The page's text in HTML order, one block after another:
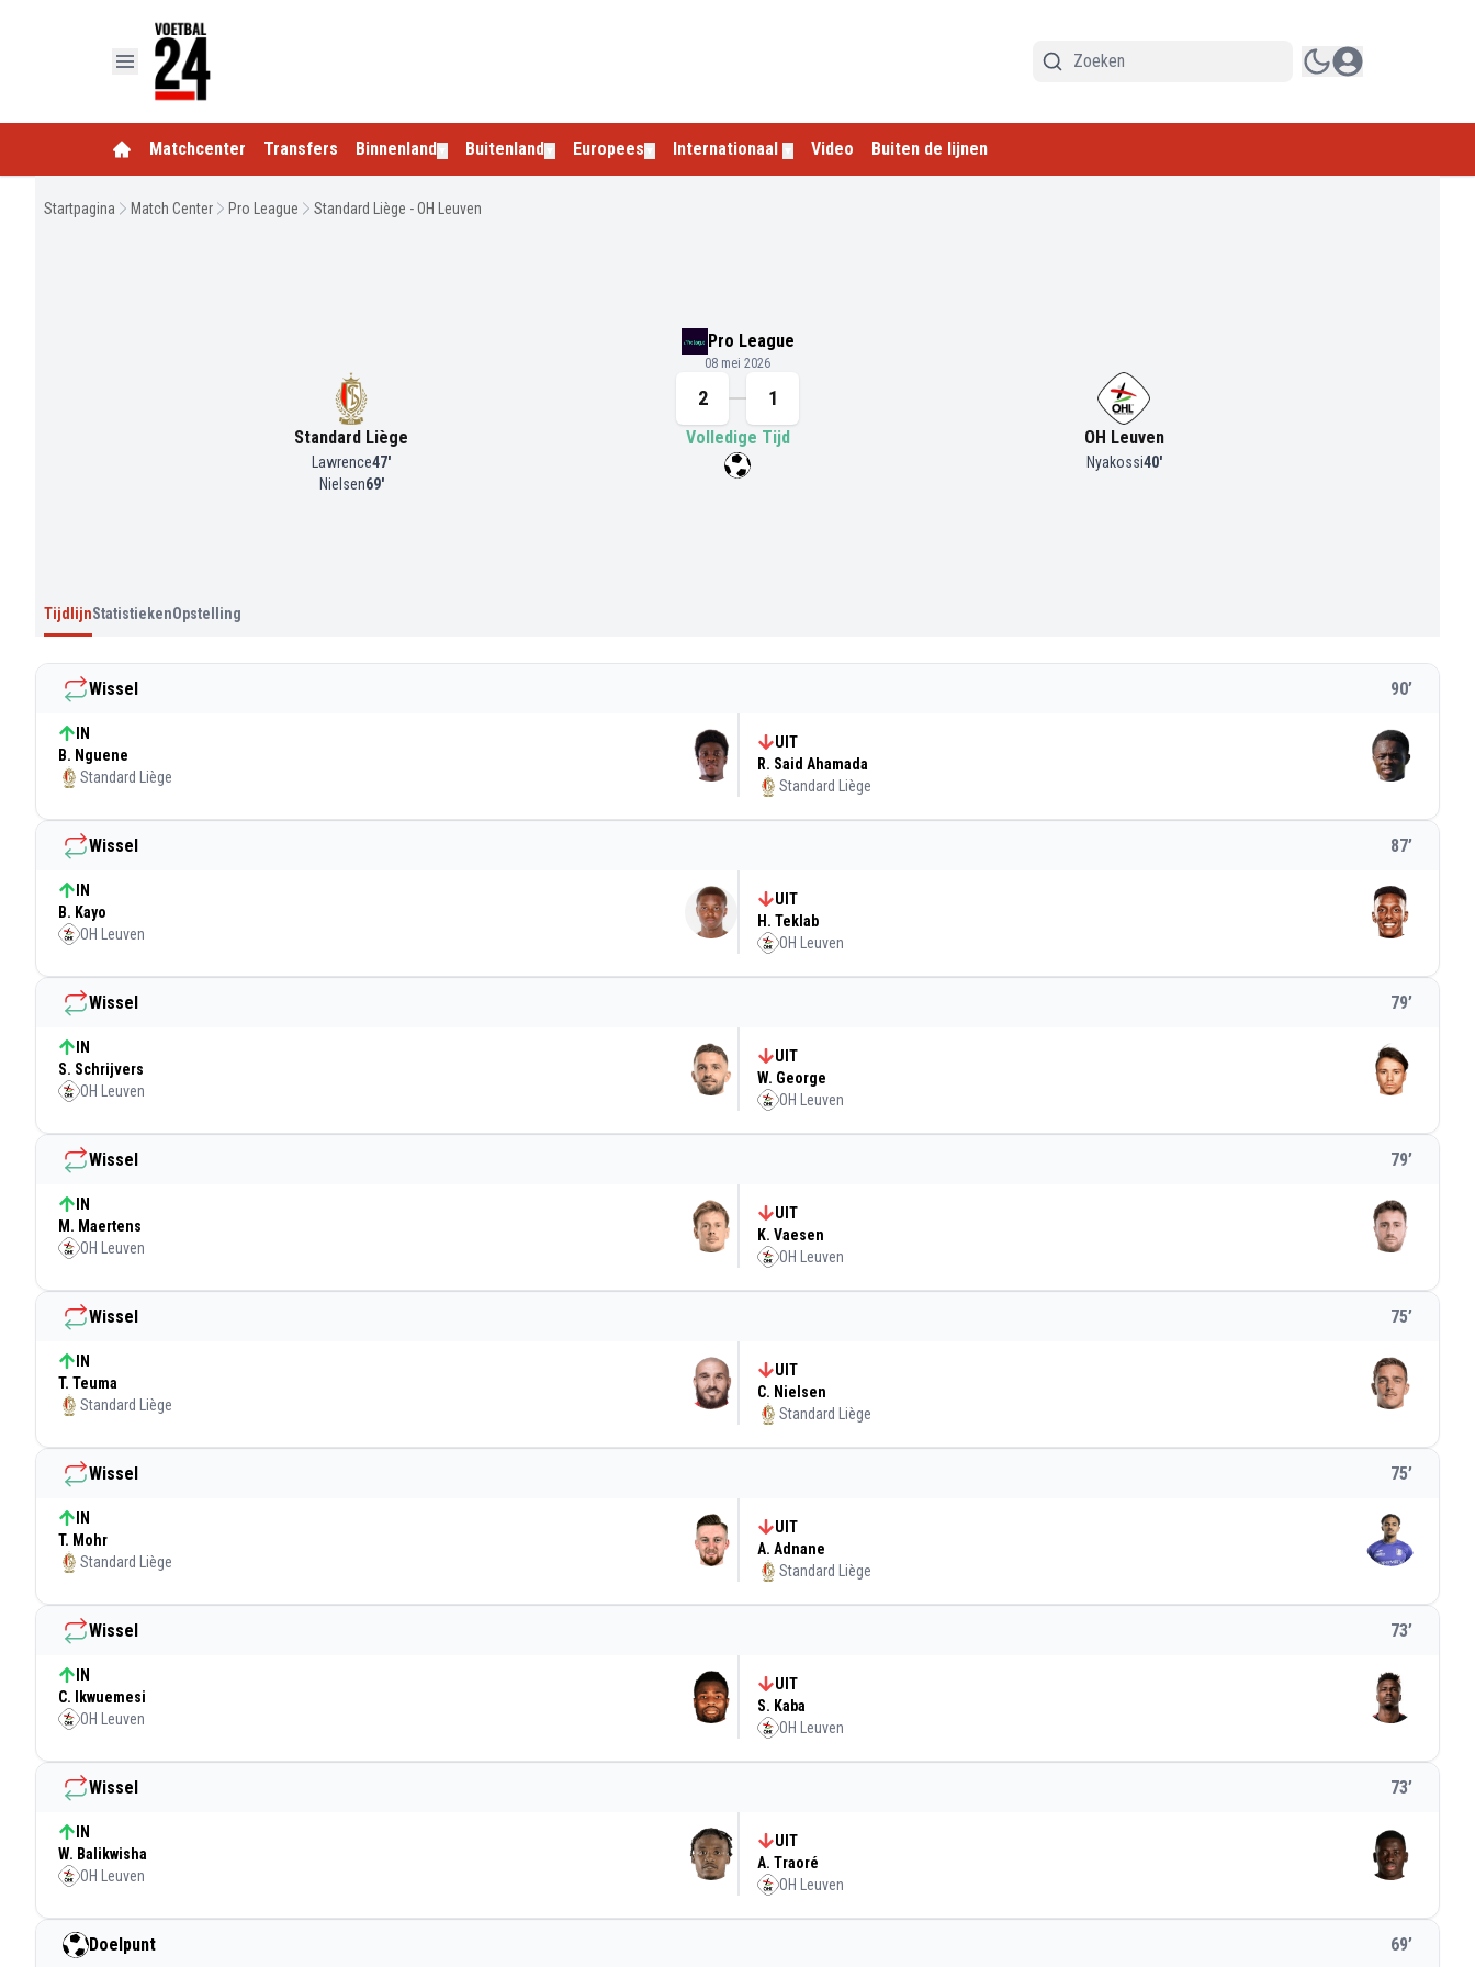
Matchcenter Transfers Binnenland Buitenland Europees Internationaal Video Buiten de lijnen
Startpagina Match Center Pro League Standard Liège - OH Leuven
Pro League
08 mei 2026
Standard Liège
Lawrence47'
Nielsen69'
2 1
Volledige Tijd OH Leuven
Nyakossi40'
TijdlijnStatistiekenOpstelling
Doelpunt 69’
Wissel 73’
IN
W. Balikwisha
OH Leuven
UIT
A. Traoré
OH Leuven
Wissel 73’
IN
C. Ikwuemesi
OH Leuven
UIT
S. Kaba
OH Leuven
Wissel 75’
IN
T. Mohr
Standard Liège
UIT
A. Adnane
Standard Liège
Wissel 75’
IN
T. Teuma
Standard Liège
UIT
C. Nielsen
Standard Liège
Wissel 79’
IN
M. Maertens
OH Leuven
UIT
K. Vaesen
OH Leuven
Wissel 79’
IN
S. Schrijvers
OH Leuven
UIT
W. George
OH Leuven
Wissel 87’
IN
B. Kayo
OH Leuven
UIT
H. Teklab
OH Leuven
Wissel 90’
IN
B. Nguene
Standard Liège
UIT
R. Said Ahamada
Standard Liège